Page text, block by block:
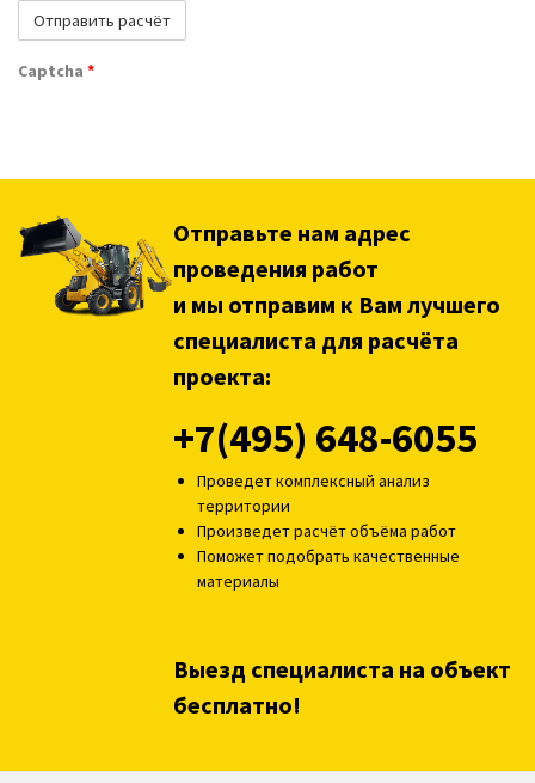
Captcha *
Отправьте нам адрес
проведения работ
и мы отправим к Вам лучшего
специалиста для расчёта
проекта:
+7(495) 648-6055
Проведет комплексный анализ
территории
Произведет расчёт объёма работ
Поможет подобрать качественные
материалы
Выезд специалиста на объект
бесплатно!